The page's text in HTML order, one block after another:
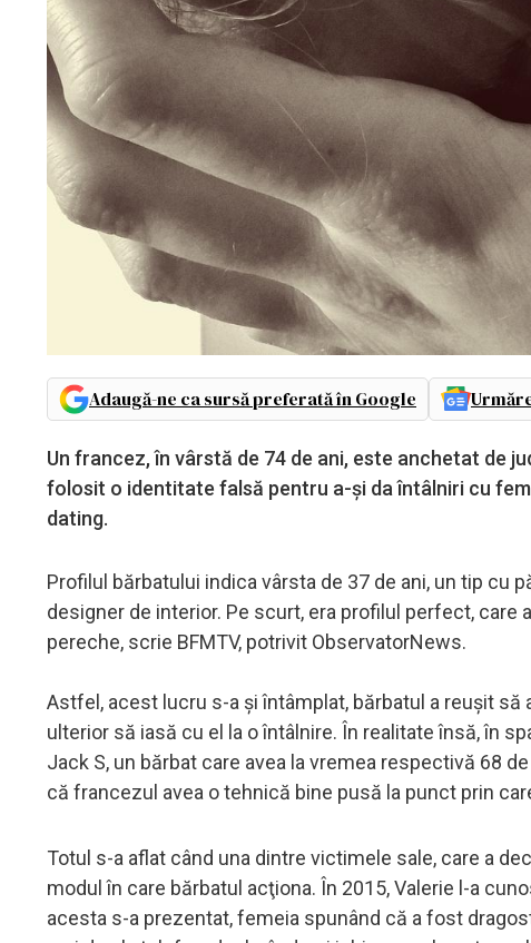
Adaugă-ne ca sursă preferată în Google
Un francez, în vârstă de 74 de ani, este anchetat de
folosit o identitate falsă pentru a-şi da întâlniri cu
dating.
Profilul bărbatului indica vârsta de 37 de ani, un tip cu
designer de interior. Pe scurt, era profilul perfect,
pereche, scrie BFMTV, potrivit ObservatorNews.
Astfel, acest lucru s-a şi întâmplat, bărbatul a reușit
ulterior să iasă cu el la o întâlnire. În realitate însă, în
Jack S, un bărbat care avea la vremea respectivă 68
că francezul avea o tehnică bine pusă la punct prin
Totul s-a aflat când una dintre victimele sale, care a
modul în care bărbatul acţiona. În 2015, Valerie l-a
acesta s-a prezentat, femeia spunând că a fost